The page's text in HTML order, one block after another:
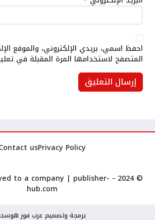
احفظ اسمي، بريدي الإلكتروني، والموقع
المتصفح لاستخدامها المرة المقبلة في
Privacy Policy
us
© 2024 - All Rights Reserved to a company |
publisher-
hub.com
برمجة وتصميم عرب فور